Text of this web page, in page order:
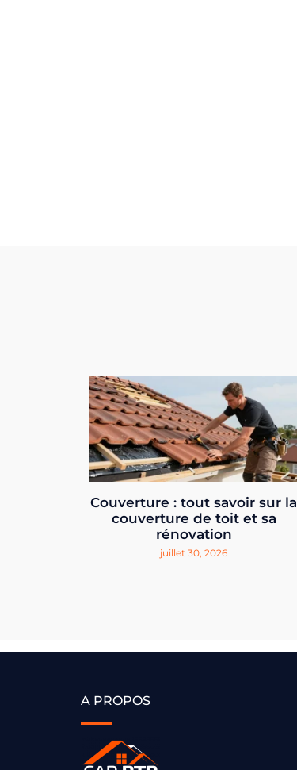
Couverture : tout savoir sur la
couverture de toit et sa
rénovation
juillet 30, 2026
A PROPOS